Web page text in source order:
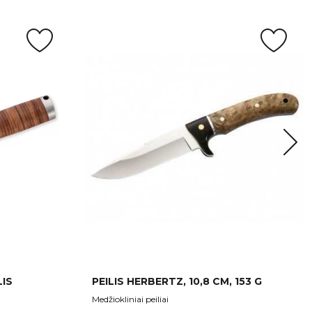
PEILIS HERBERTZ, 10,8 CM, 153 G
Medžiokliniai peiliai